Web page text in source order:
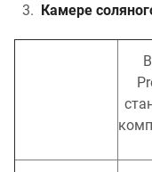
Камере